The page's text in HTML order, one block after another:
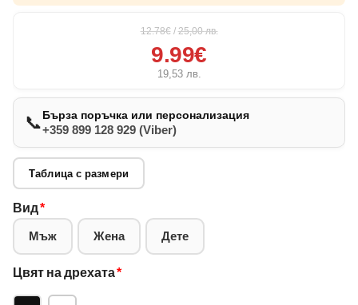
12.78€ / 25,00лв.
9.99€
19,53 лв.
📞Бърза поръчка или персонализация
+359 899 128 929 (Viber)
Таблица с размери
Вид*
Мъж Жена Дете
Цвят на дрехата*